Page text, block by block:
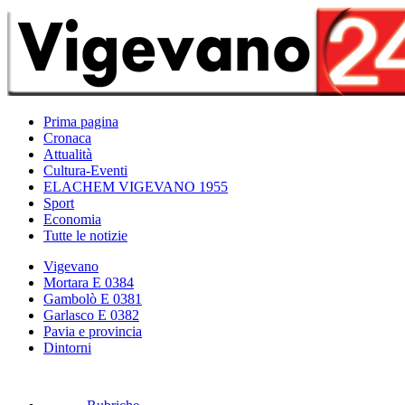
Prima pagina
Cronaca
Attualità
Cultura-Eventi
ELACHEM VIGEVANO 1955
Sport
Economia
Tutte le notizie
Vigevano
Mortara E 0384
Gambolò E 0381
Garlasco E 0382
Pavia e provincia
Dintorni